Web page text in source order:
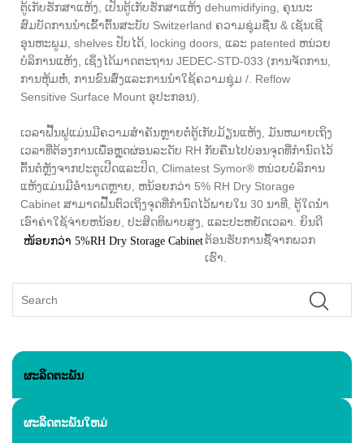
ຕູ້ເກັບຮັກສາແຫ້ງ, ເປັນຕູ້ເກັບຮັກສາແຫ້ງ dehumidifying, ຄຸນນະ
ສົມບັດການນໍາເຂົ້າຕົ້ນສະບັບ Switzerland ຄວາມຊຸ່ມຊື່ນ & ເຊັນເຊີ
ອຸນຫະພູມ, shelves ປັບໄດ້, locking doors, ແລະ patented ຫນ່ວຍ
ບໍລິການແຫ້ງ, ເຊິ່ງໄດ້ມາດຕະຖານ JEDEC-STD-033 (ການຈັດການ,
ການຫຸ້ມຫໍ່, ການຂົນສົ່ງແລະການນໍາໃຊ້ຄວາມຊຸ່ມ /. Reflow
Sensitive Surface Mount ອຸປະກອນ).
ເວລາຟື້ນຟູແມ່ນມີຄວາມສໍາຄັນຫຼາຍຕໍ່ຕູ້ເກັບມ້ຽນແຫ້ງ, ມັນຫມາຍເຖິງ
ເວລາທີ່ຕ້ອງການເພື່ອຫຼຸດຜ່ອນລະດັບ RH ກັບຄືນໄປບ່ອນຈຸດທີ່ກໍານົດໄວ້
ຕົ້ນຕໍຫຼັງຈາກປະຕູເປີດແລະປິດ, Climatest Symor® ຫນ່ວຍບໍລິການ
ແຫ້ງແມ່ນມີອໍານາດຫຼາຍ, ຫນ້ອຍກວ່າ 5% RH Dry Storage
Cabinet ສາມາດຟື້ນຕົວເຖິງຈຸດທີ່ກໍານົດໄວ້ພາຍໃນ 30 ນາທີ, ຕູ້ໃດນໍາ
ເອົາຄ່າໃຊ້ຈ່າຍຫນ້ອຍ, ປະສິດທິພາບສູງ, ແລະປະຫຍັດເວລາ. ຍິນດີ
ຕ້ອນຮັບການຊື້
ໜ້ອຍກວ່າ 5%RH Dry Storage Cabinet
ຈາກພວກ
ເຮົາ.
ຜະລິດຕະພັນ
ຜະລິດຕະພັນໃຫມ່